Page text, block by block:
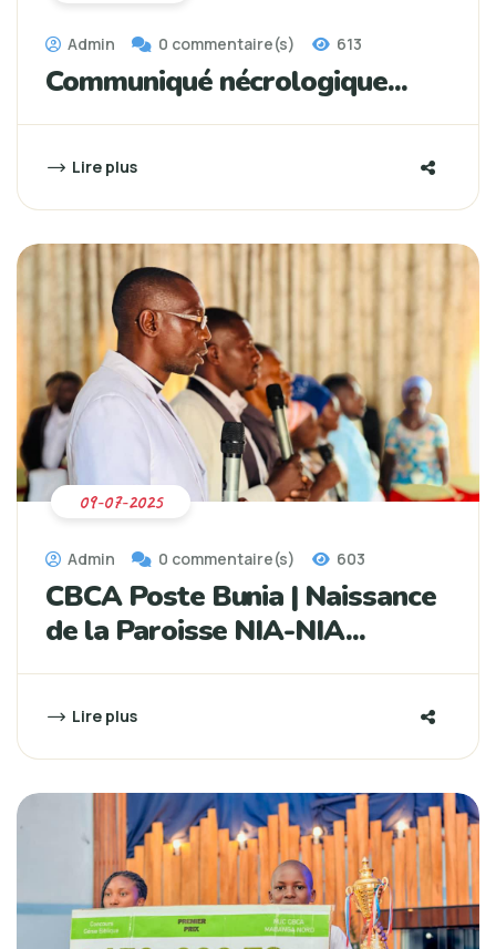
Admin 0 commentaire(s) 613
Communiqué nécrologique...
Lire plus
Admin 0 commentaire(s) 603
CBCA Poste Bunia | Naissance
de la Paroisse NIA-NIA...
Lire plus
09-07-2025